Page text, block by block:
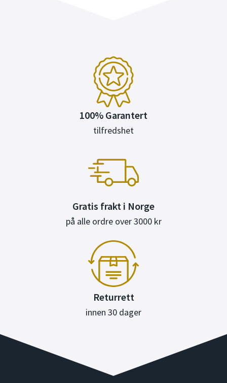
100% Garantert
tilfredshet
Gratis frakt i Norge
på alle ordre over 3000 kr
Returrett
innen 30 dager